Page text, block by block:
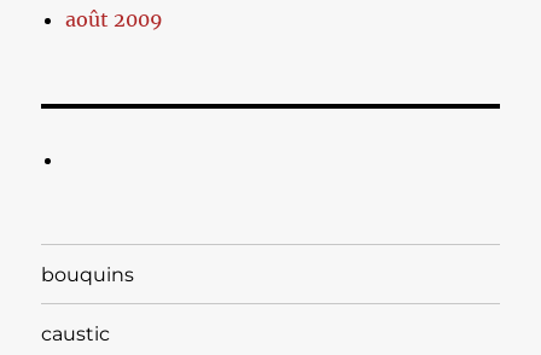
août 2009
bouquins
caustic